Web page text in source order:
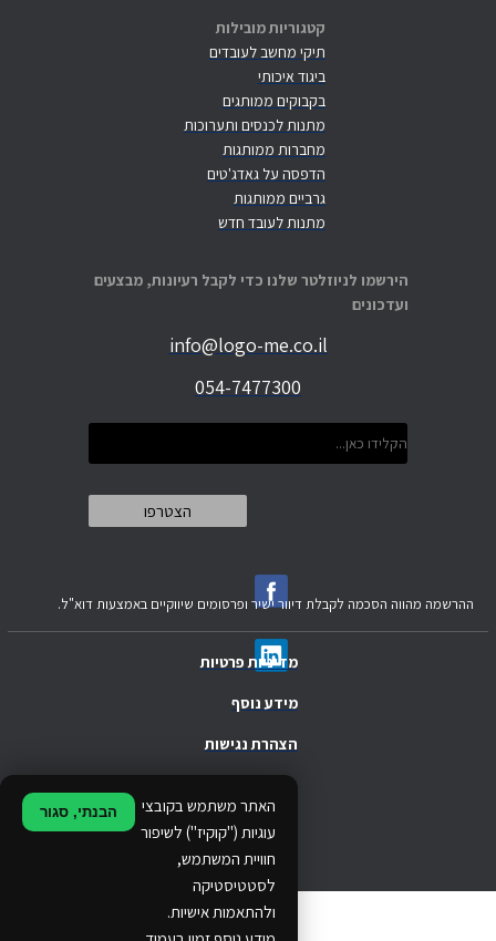
קטגוריות מובילות
תיקי מחשב לעובדים
ביגוד איכותי
בקבוקים ממותגים
מתנות לכנסים ותערוכות
מחברות ממותגות
הדפסה על גאדג'טים
גרביים ממותגות
מתנות לעובד חדש
הירשמו לניוזלטר שלנו כדי לקבל רעיונות, מבצעים
ועדכונים
info@logo-me.co.il
054-7477300
מדיניות פרטיות
האתר משתמש בקובצי
עוגיות ("קוקיז") לשיפור
חוויית המשתמש,
לסטטיסטיקה
ולהתאמות אישיות.
הבנתי, סגור
מידע נוסף
.
הצהרת נגישות
ההרשמה מהווה הסכמה לקבלת דיוור ישיר ופרסומים שיווקיים באמצעות דוא"ל.
© 2024 Ethos Business. All rights reserved.